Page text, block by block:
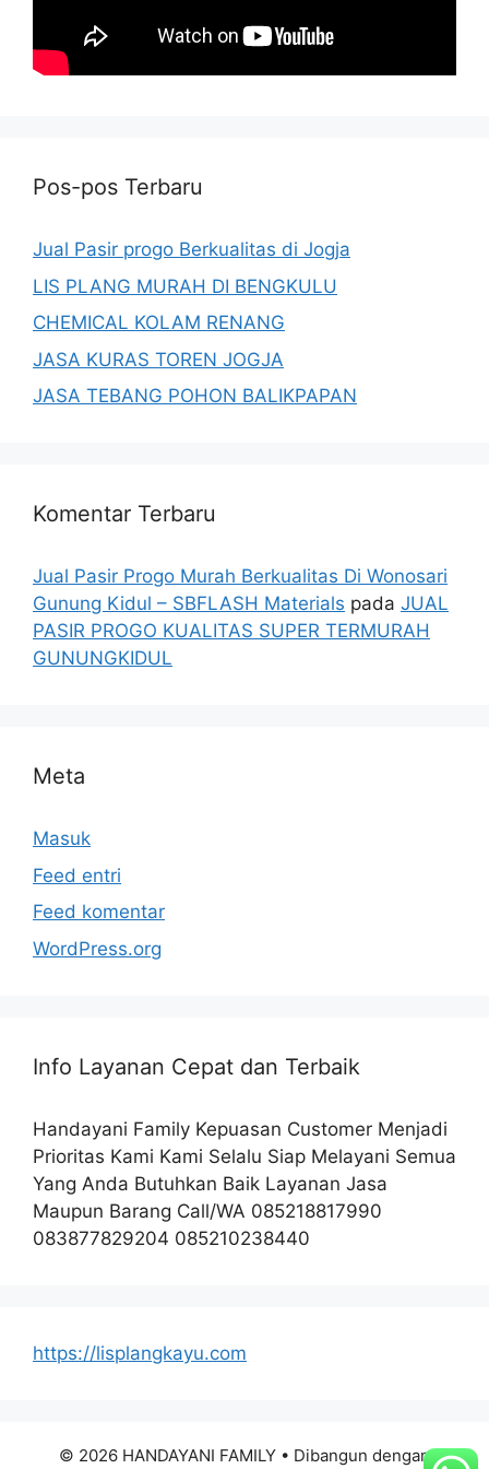
Pos-pos Terbaru
Jual Pasir progo Berkualitas di Jogja
LIS PLANG MURAH DI BENGKULU
CHEMICAL KOLAM RENANG
JASA KURAS TOREN JOGJA
JASA TEBANG POHON BALIKPAPAN
Komentar Terbaru
Jual Pasir Progo Murah Berkualitas Di Wonosari
Gunung Kidul – SBFLASH Materials pada JUAL
PASIR PROGO KUALITAS SUPER TERMURAH
GUNUNGKIDUL
Meta
Masuk
Feed entri
Feed komentar
WordPress.org
Info Layanan Cepat dan Terbaik
Handayani Family Kepuasan Customer Menjadi
Prioritas Kami Kami Selalu Siap Melayani Semua
Yang Anda Butuhkan Baik Layanan Jasa
Maupun Barang Call/WA 085218817990
083877829204 085210238440
https://lisplangkayu.com
© 2026 HANDAYANI FAMILY • Dibangun dengan